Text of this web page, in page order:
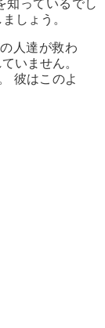
知っているでし
しょう。
人達が救わ
いません。
彼はこのよ